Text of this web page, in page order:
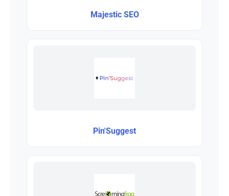
Majestic SEO
Pin'Suggest